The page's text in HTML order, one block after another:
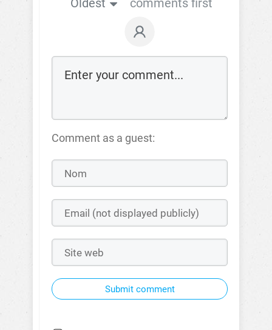
Oldest comments first
Comment as a guest:
Submit comment